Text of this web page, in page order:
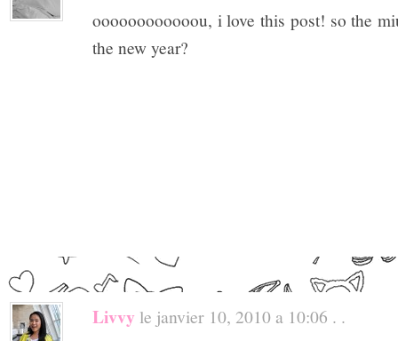
oooooooooooou, i love this post! so the
the new year?
Livvy le janvier 10, 2010 a 10:06 . .